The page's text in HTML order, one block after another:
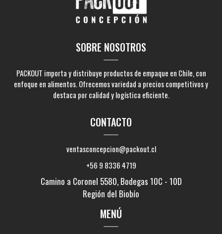
SOBRE NOSOTROS
PACKOUT importa y distribuye productos de empaque en Chile, con
enfoque en alimentos. Ofrecemos variedad a precios competitivos y
destaca por calidad y logística eficiente.
CONTACTO
ventasconcepcion@packout.cl
+56 9 8336 4719
Camino a Coronel 5580, Bodegas 10C - 10D
Región del Biobío
MENÚ